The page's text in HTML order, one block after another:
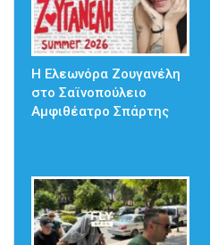
Η Ελεωνόρα Ζουγανέλη
στο Σαϊνοπούλειο
Αμφιθέατρο Σπάρτης